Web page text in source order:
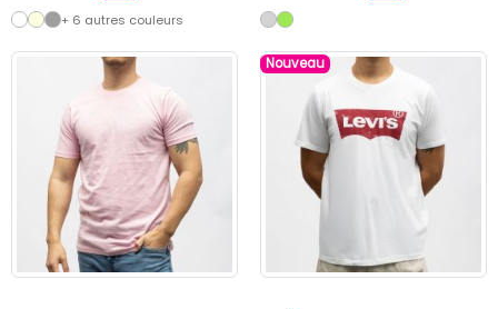
+ 6 autres couleurs
Nouveau